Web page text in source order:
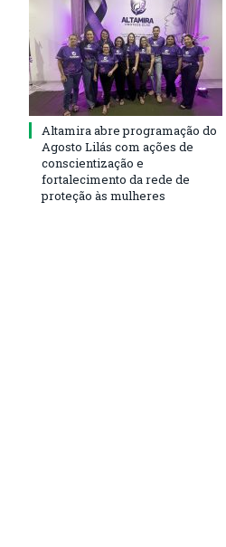
Altamira abre programação do
Agosto Lilás com ações de
conscientização e
fortalecimento da rede de
proteção às mulheres